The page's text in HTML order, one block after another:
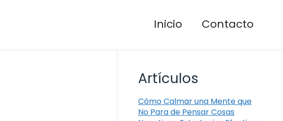
Inicio Contacto
Artículos
Cómo Calmar una Mente que
No Para de Pensar Cosas